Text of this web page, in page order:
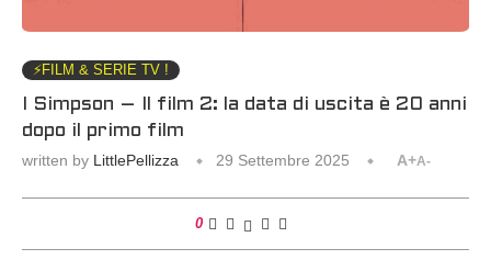
⚡️FILM & SERIE TV !
I Simpson – Il film 2: la data di uscita è 20 anni
dopo il primo film
written by LittlePellizza 29 Settembre 2025 A+A-
0